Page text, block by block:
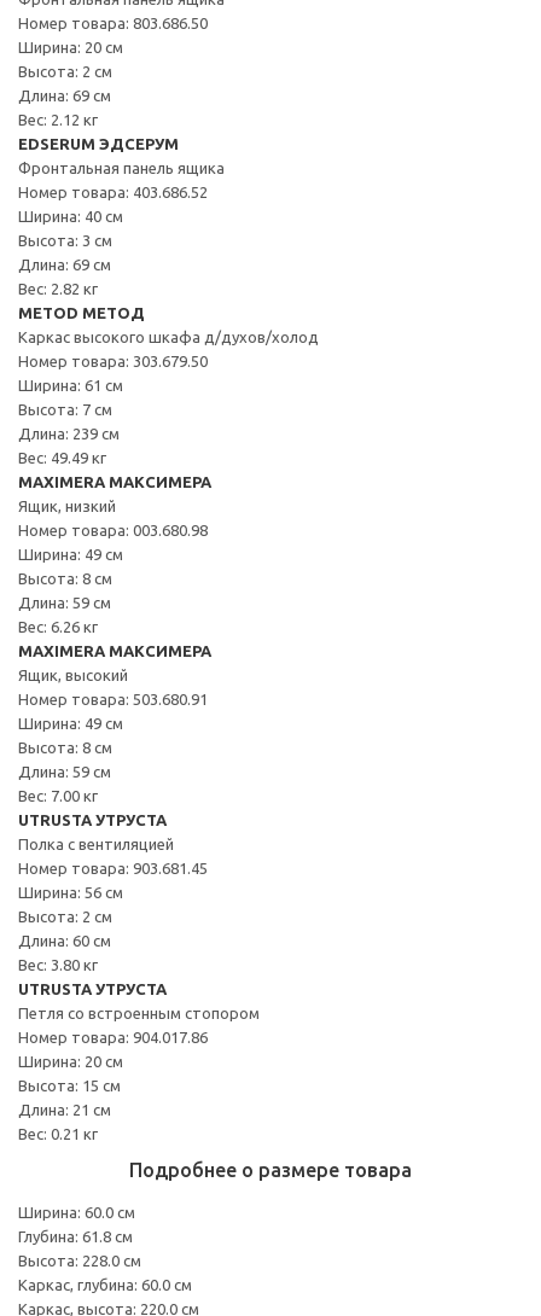
Номер товара: 803.686.50
Ширина: 20 см
Высота: 2 см
Длина: 69 см
Вес: 2.12 кг
EDSERUM ЭДСЕРУМ
Фронтальная панель ящика
Номер товара: 403.686.52
Ширина: 40 см
Высота: 3 см
Длина: 69 см
Вес: 2.82 кг
METOD МЕТОД
Каркас высокого шкафа д/духов/холод
Номер товара: 303.679.50
Ширина: 61 см
Высота: 7 см
Длина: 239 см
Вес: 49.49 кг
MAXIMERA МАКСИМЕРА
Ящик, низкий
Номер товара: 003.680.98
Ширина: 49 см
Высота: 8 см
Длина: 59 см
Вес: 6.26 кг
MAXIMERA МАКСИМЕРА
Ящик, высокий
Номер товара: 503.680.91
Ширина: 49 см
Высота: 8 см
Длина: 59 см
Вес: 7.00 кг
UTRUSTA УТРУСТА
Полка с вентиляцией
Номер товара: 903.681.45
Ширина: 56 см
Высота: 2 см
Длина: 60 см
Вес: 3.80 кг
UTRUSTA УТРУСТА
Петля со встроенным стопором
Номер товара: 904.017.86
Ширина: 20 см
Высота: 15 см
Длина: 21 см
Вес: 0.21 кг
Подробнее о размере товара
Ширина: 60.0 см
Глубина: 61.8 см
Высота: 228.0 см
Каркас, глубина: 60.0 см
Каркас, высота: 220.0 см